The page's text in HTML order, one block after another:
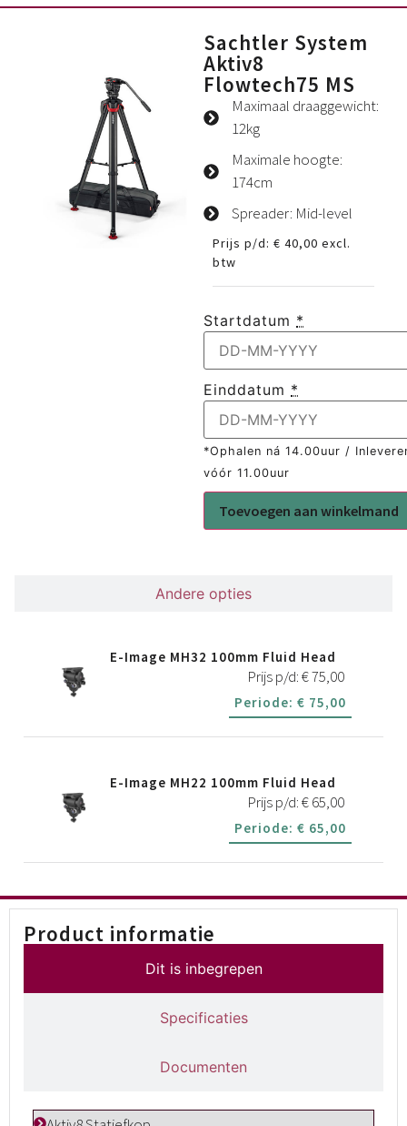
Sachtler System
Aktiv8
Flowtech75 MS
Maximaal draaggewicht:
12kg
Maximale hoogte:
174cm
Spreader: Mid-level
Prijs p/d: € 40,00 excl.
btw
Startdatum *
Einddatum *
*Ophalen ná 14.00uur /
vóór 11.00uur
Toevoegen aan winkelmand
Andere opties
E-Image MH32 100mm Fluid Head
Prijs p/d:€75,00
Periode: € 75,00
E-Image MH22 100mm Fluid Head
Prijs p/d:€65,00
Periode: € 65,00
Product informatie
Dit is inbegrepen
Specificaties
Documenten